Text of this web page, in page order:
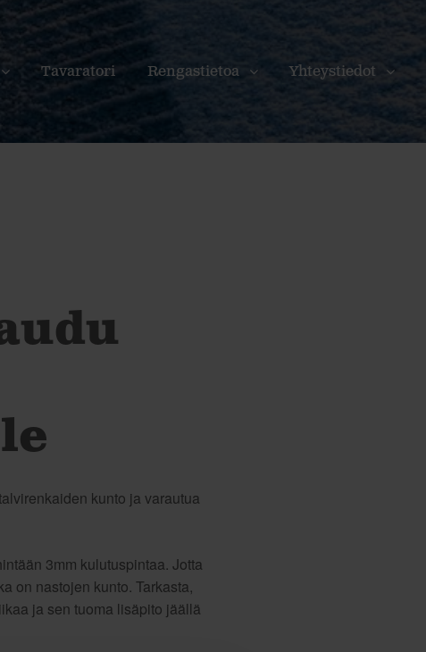
Tavaratori Rengastietoa Yhteystiedot
kunto ja varautua
3mm kulutuspintaa. Jotta
on nastojen kunto. Tarkasta,
ja sen tuoma lisäpito jäällä